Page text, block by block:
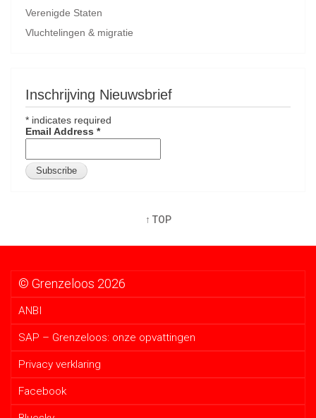
Verenigde Staten
Vluchtelingen & migratie
Inschrijving Nieuwsbrief
* indicates required
Email Address *
↑ TOP
© Grenzeloos 2026
ANBI
SAP – Grenzeloos: onze opvattingen
Privacy verklaring
Facebook